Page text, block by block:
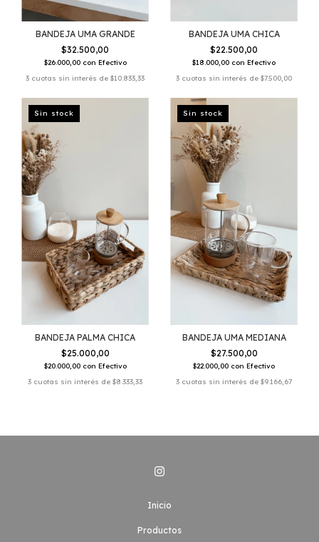
BANDEJA UMA GRANDE
$32.500,00
$26.000,00 con Efectivo
3 cuotas sin interés de $10.833,33
BANDEJA UMA CHICA
$22.500,00
$18.000,00 con Efectivo
3 cuotas sin interés de $7.500,00
Sin stock
BANDEJA PALMA CHICA
$25.000,00
$20.000,00 con Efectivo
3 cuotas sin interés de $8.333,33
Sin stock
BANDEJA UMA MEDIANA
$27.500,00
$22.000,00 con Efectivo
3 cuotas sin interés de $9.166,67
Inicio
Productos